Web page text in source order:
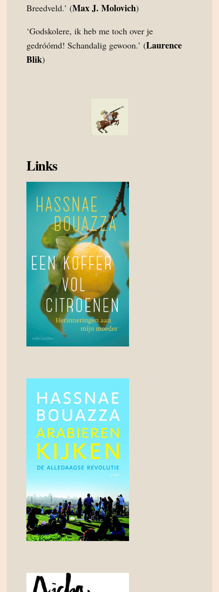
Breedveld.’ (Max J. Molovich)
‘Godskolere, ik heb me toch over je
gedróómd! Schandalig gewoon.’ (Laurence
Blik)
Links